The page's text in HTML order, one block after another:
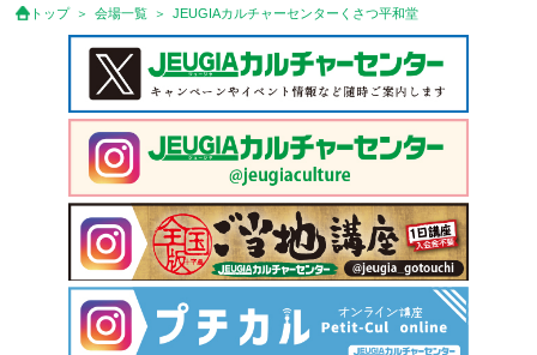
トップ 会場一覧 JEUGIAカルチャーセンターくさつ平和堂